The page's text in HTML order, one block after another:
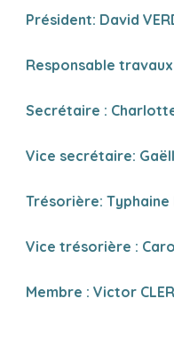
Président: David
Responsable travaux
Secrétaire : Charlotte
Vice secrétaire:
Trésorière: Typhaine
Vice trésorière :
Membre :Victor